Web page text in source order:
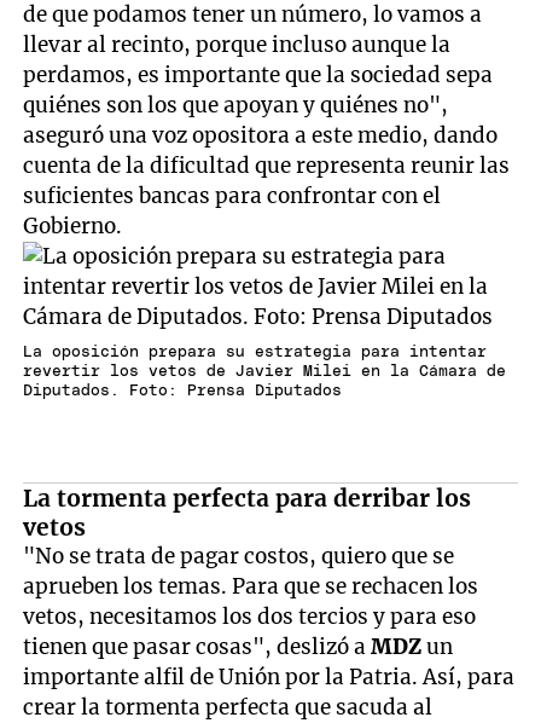
de que podamos tener un número, lo vamos a
llevar al recinto, porque incluso aunque la
perdamos, es importante que la sociedad sepa
quiénes son los que apoyan y quiénes no",
aseguró una voz opositora a este medio, dando
cuenta de la dificultad que representa reunir las
suficientes bancas para confrontar con el
Gobierno.
La oposición prepara su estrategia para intentar
revertir los vetos de Javier Milei en la Cámara de
Diputados. Foto: Prensa Diputados
La tormenta perfecta para derribar los
vetos
"No se trata de pagar costos, quiero que se
aprueben los temas. Para que se rechacen los
vetos, necesitamos los dos tercios y para eso
tienen que pasar cosas", deslizó aMDZun
importante alfil de Unión por la Patria. Así, para
crear la tormenta perfecta que sacuda al